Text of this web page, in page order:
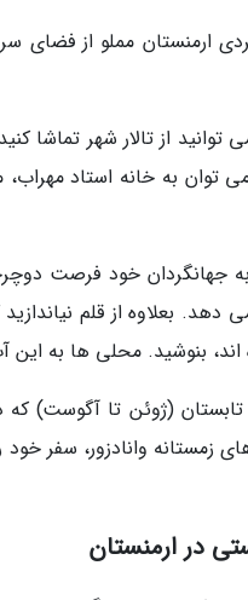
ارمنستان مملو از فضای
توانید از تالار شهر
توان به خانه استاد
جهانگردان خود فرصت
بعلاوه از قلم
بنوشید. محلی ها به
تابستان (ژوئن تا آگوست)
وانادزور، سفر خود
در ارمنستان